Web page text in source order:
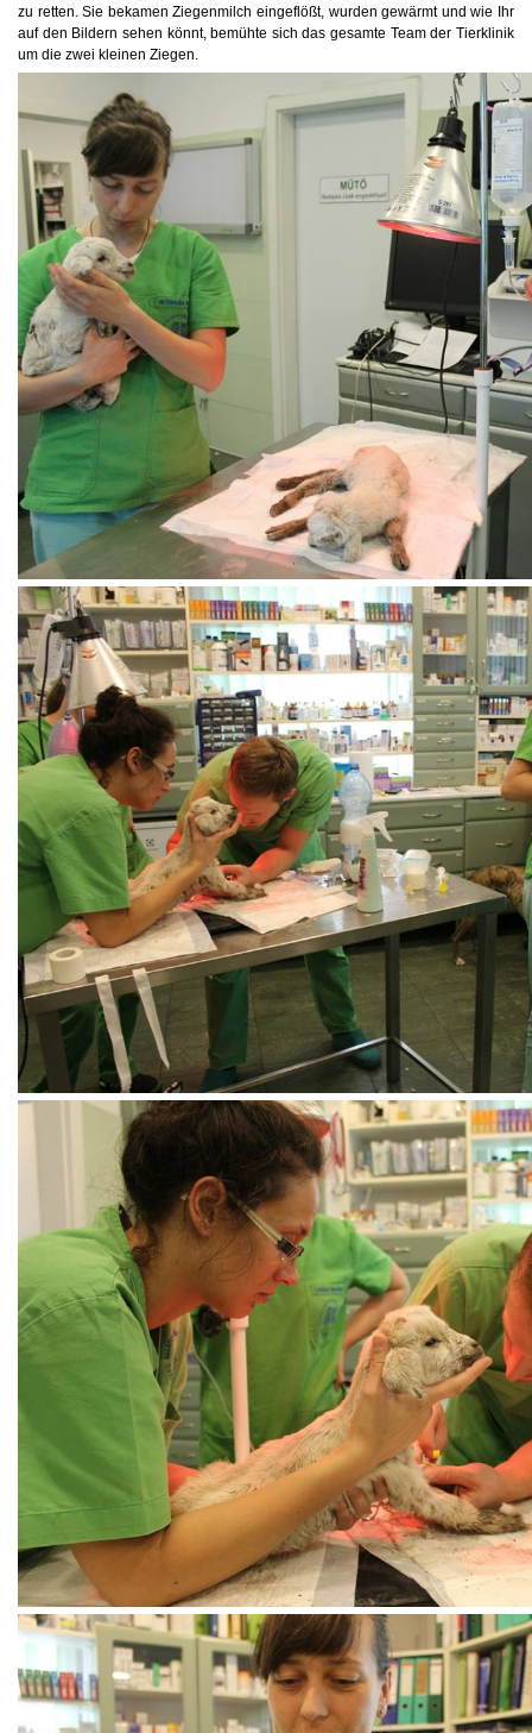
zu retten. Sie bekamen Ziegenmilch eingeflößt, wurden gewärmt und wie Ihr
auf den Bildern sehen könnt, bemühte sich das gesamte Team der Tierklinik
um die zwei kleinen Ziegen.